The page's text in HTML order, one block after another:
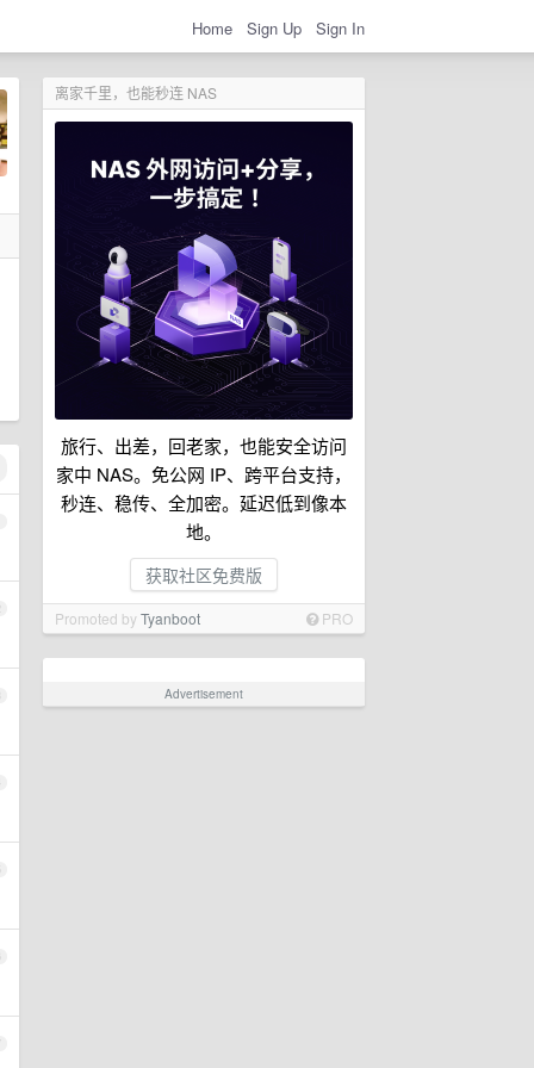
Home Sign Up Sign In
离家千里，也能秒连 NAS
旅行、出差，回老家，也能安全访问
家中 NAS。免公网 IP、跨平台支持，
秒连、稳传、全加密。延迟低到像本
地。
获取社区免费版
Promoted byTyanboot PRO
Advertisement